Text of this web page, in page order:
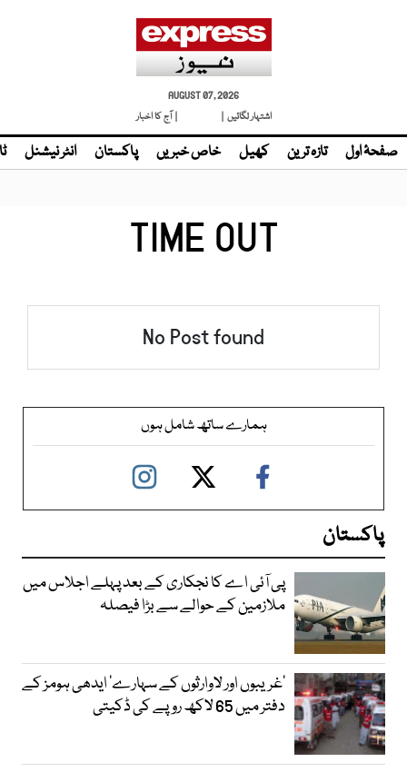
AUGUST 07, 2026
اشتہار لگائیں |
| آج کا اخبار
صفحۂ اول تازہ ترین کھیل خاص خبریں پاکستان انٹر نیشنل
TIME OUT
No Post found
ہمارے ساتھ شامل ہوں
پاکستان
پی آئی اے کا نجکاری کے بعد پہلے اجلاس میں
ملازمین کے حوالے سے بڑا فیصلہ
’غریبوں اور لاوارثوں کے سہارے‘ ایدھی ہومز کے
دفتر میں 65 لاکھ روپے کی ڈکیتی